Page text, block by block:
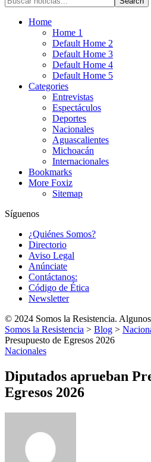
Home
Home 1
Default Home 2
Default Home 3
Default Home 4
Default Home 5
Categories
Entrevistas
Espectáculos
Deportes
Nacionales
Aguascalientes
Michoacán
Internacionales
Bookmarks
More Foxiz
Sitemap
Síguenos
¿Quiénes Somos?
Directorio
Aviso Legal
Anúnciate
Contáctanos:
Código de Ética
Newsletter
© 2024 Somos la Resistencia.
Somos la Resistencia > Blog >
Presupuesto de Egresos 2026
Nacionales
Diputados aprueban
Egresos 2026